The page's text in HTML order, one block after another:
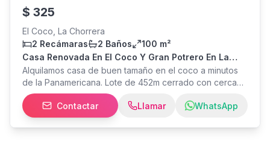
$ 325
El Coco, La Chorrera
2 Recámaras
2 Baños
100 m²
Casa Renovada En El Coco Y Gran Potrero En La
Correra
Alquilamos casa de buen tamaño en el coco a minutos
de la Panamericana. Lote de 452m cerrado con cerca
de ciclón. Area tranquila. Llame para una cita. Contrato
de 6-12 meses. Primer mes, deposito y talón de trabajo.
• 2 Recamaras con roperos de buen tamaño • 2 baños
renovados • Terraza y lavandería bajo techo • cielo
Contactar Llamar WhatsApp